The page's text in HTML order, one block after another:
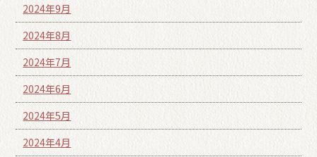
2024年9月
2024年8月
2024年7月
2024年6月
2024年5月
2024年4月